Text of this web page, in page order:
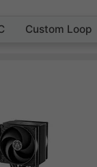
Custom Loop